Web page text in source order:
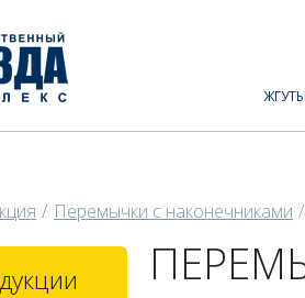
ЖГУТЫ
Перемычки с наконечниками